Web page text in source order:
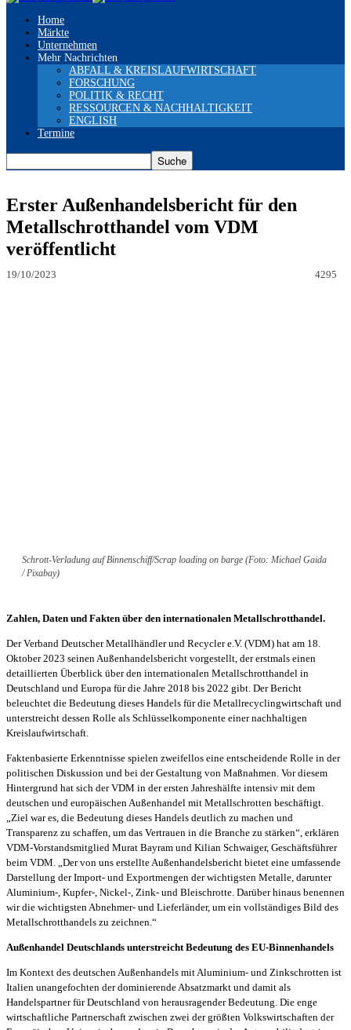
Home
Märkte
Unternehmen
Mehr Nachrichten
ABFALL & KREISLAUFWIRTSCHAFT
FORSCHUNG
POLITIK & RECHT
RESSOURCEN & NACHHALTIGKEIT
ENGLISH
Termine
Erster Außenhandelsbericht für den
Metallschrotthandel vom VDM
veröffentlicht
19/10/2023 4295
Schrott-Verladung auf Binnenschiff/Scrap loading on barge (Foto: Michael Gaida
/ Pixabay)
Zahlen, Daten und Fakten über den internationalen Metallschrotthandel.
Der Verband Deutscher Metallhändler und Recycler e.V. (VDM) hat am 18.
Oktober 2023 seinen Außenhandelsbericht vorgestellt, der erstmals einen
detaillierten Überblick über den internationalen Metallschrotthandel in
Deutschland und Europa für die Jahre 2018 bis 2022 gibt. Der Bericht
beleuchtet die Bedeutung dieses Handels für die Metallrecyclingwirtschaft und
unterstreicht dessen Rolle als Schlüsselkomponente einer nachhaltigen
Kreislaufwirtschaft.
Faktenbasierte Erkenntnisse spielen zweifellos eine entscheidende Rolle in der
politischen Diskussion und bei der Gestaltung von Maßnahmen. Vor diesem
Hintergrund hat sich der VDM in der ersten Jahreshälfte intensiv mit dem
deutschen und europäischen Außenhandel mit Metallschrotten beschäftigt.
„Ziel war es, die Bedeutung dieses Handels deutlich zu machen und
Transparenz zu schaffen, um das Vertrauen in die Branche zu stärken“, erklären
VDM-Vorstandsmitglied Murat Bayram und Kilian Schwaiger, Geschäftsführer
beim VDM. „Der von uns erstellte Außenhandelsbericht bietet eine umfassende
Darstellung der Import- und Exportmengen der wichtigsten Metalle, darunter
Aluminium-, Kupfer-, Nickel-, Zink- und Bleischrotte. Darüber hinaus benennen
wir die wichtigsten Abnehmer- und Lieferländer, um ein vollständiges Bild des
Metallschrotthandels zu zeichnen.“
Außenhandel Deutschlands unterstreicht Bedeutung des EU-Binnenhandels
Im Kontext des deutschen Außenhandels mit Aluminium- und Zinkschrotten ist
Italien unangefochten der dominierende Absatzmarkt und damit als
Handelspartner für Deutschland von herausragender Bedeutung. Die enge
wirtschaftliche Partnerschaft zwischen zwei der größten Volkswirtschaften der